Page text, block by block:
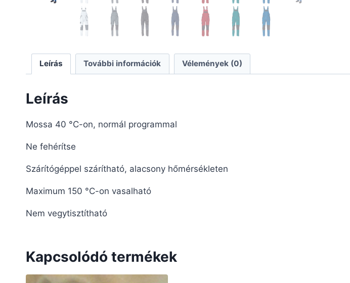
Leírás További információk Vélemények (0)
Leírás
Mossa 40 °C-on, normál programmal
Ne fehérítse
Szárítógéppel szárítható, alacsony hőmérsékleten
Maximum 150 °C-on vasalható
Nem vegytisztítható
Kapcsolódó termékek